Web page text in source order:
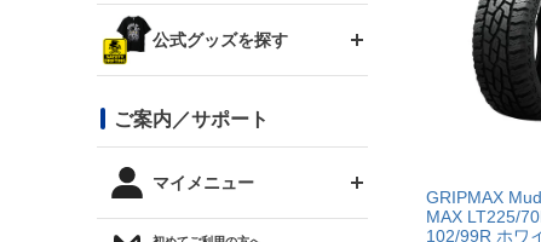
ストリームライン
スタイリッシュライン
ルーフウイング
ボンネット
カナード
外装・補修パーツ
サイドパーツ
リアウイング
PHANTOM LIP
DTM:exclusive
内装パーツ
まつど家 鉄心
まつど家 鉄八
シルビア S13
シルビア S14 前期
スズキ
RX-7
スバル
BRZ
レクサス
三菱
GTウイング用ラダー
コンバットアイ用ライト
オプションタイヤ
公式グッズを探す
ステッカー
トップス(半袖)
ご案内／サポート
マイメニュー
GRIPMAX
MAX LT225/
102/99R ホワ